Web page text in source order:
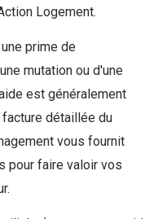
Logement.
prime de
mutation ou d'une
est généralement
détaillée du
vous fournit
pour faire valoir vos